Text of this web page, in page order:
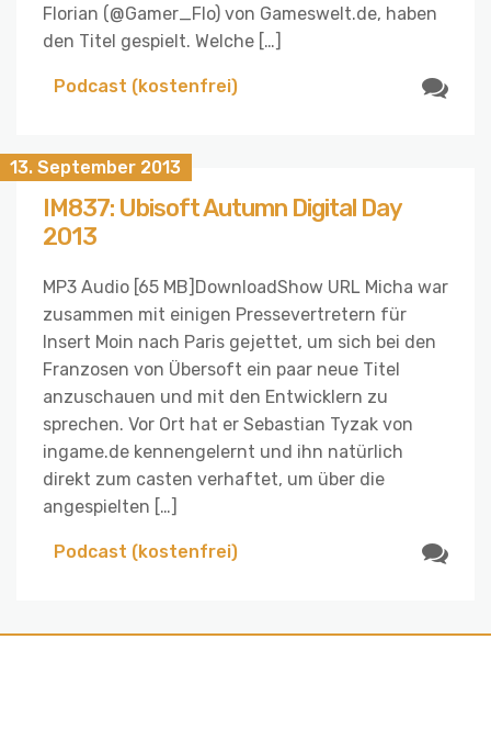
Florian (@Gamer_Flo) von Gameswelt.de, haben
den Titel gespielt. Welche […]
Podcast (kostenfrei)
13. September 2013
IM837: Ubisoft Autumn Digital Day
2013
MP3 Audio [65 MB]DownloadShow URL Micha war
zusammen mit einigen Pressevertretern für
Insert Moin nach Paris gejettet, um sich bei den
Franzosen von Übersoft ein paar neue Titel
anzuschauen und mit den Entwicklern zu
sprechen. Vor Ort hat er Sebastian Tyzak von
ingame.de kennengelernt und ihn natürlich
direkt zum casten verhaftet, um über die
angespielten […]
Podcast (kostenfrei)